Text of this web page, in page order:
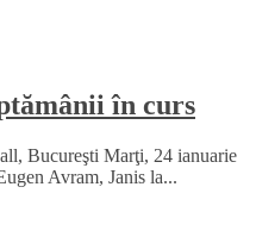
în curs
Bucureşti Marţi, 24 ianuarie
Avram, Janis la...